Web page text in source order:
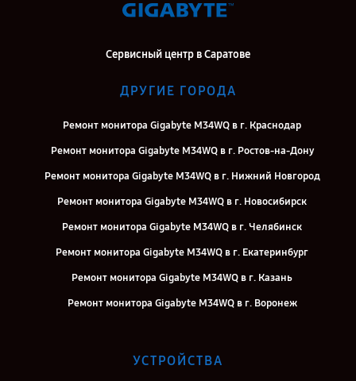
Сервисный центр в Саратове
ДРУГИЕ ГОРОДА
Ремонт монитора Gigabyte M34WQ в г. Краснодар
Ремонт монитора Gigabyte M34WQ в г. Ростов-на-Дону
Ремонт монитора Gigabyte M34WQ в г. Нижний Новгород
Ремонт монитора Gigabyte M34WQ в г. Новосибирск
Ремонт монитора Gigabyte M34WQ в г. Челябинск
Ремонт монитора Gigabyte M34WQ в г. Екатеринбург
Ремонт монитора Gigabyte M34WQ в г. Казань
Ремонт монитора Gigabyte M34WQ в г. Воронеж
Ремонт монитора Gigabyte M34WQ в г. Киров
УСТРОЙСТВА